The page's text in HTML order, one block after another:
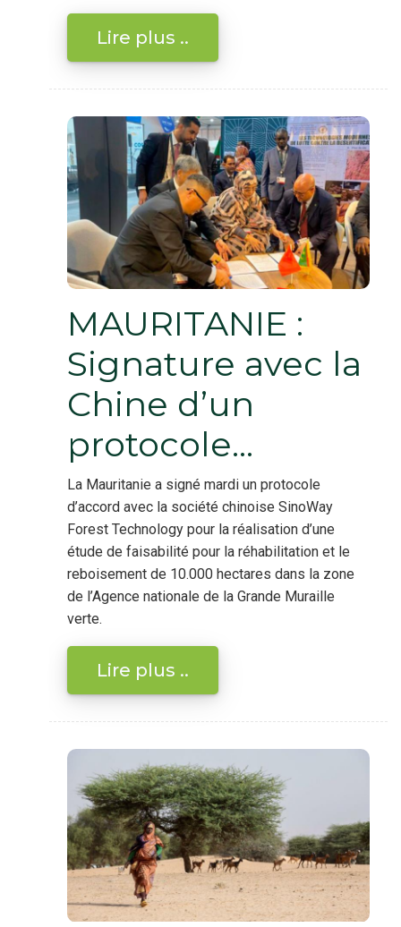
Lire plus ..
MAURITANIE :
Signature avec la
Chine d’un
protocole…
La Mauritanie a signé mardi un protocole
d’accord avec la société chinoise SinoWay
Forest Technology pour la réalisation d’une
étude de faisabilité pour la réhabilitation et le
reboisement de 10.000 hectares dans la zone
de l’Agence nationale de la Grande Muraille
verte.
Lire plus ..